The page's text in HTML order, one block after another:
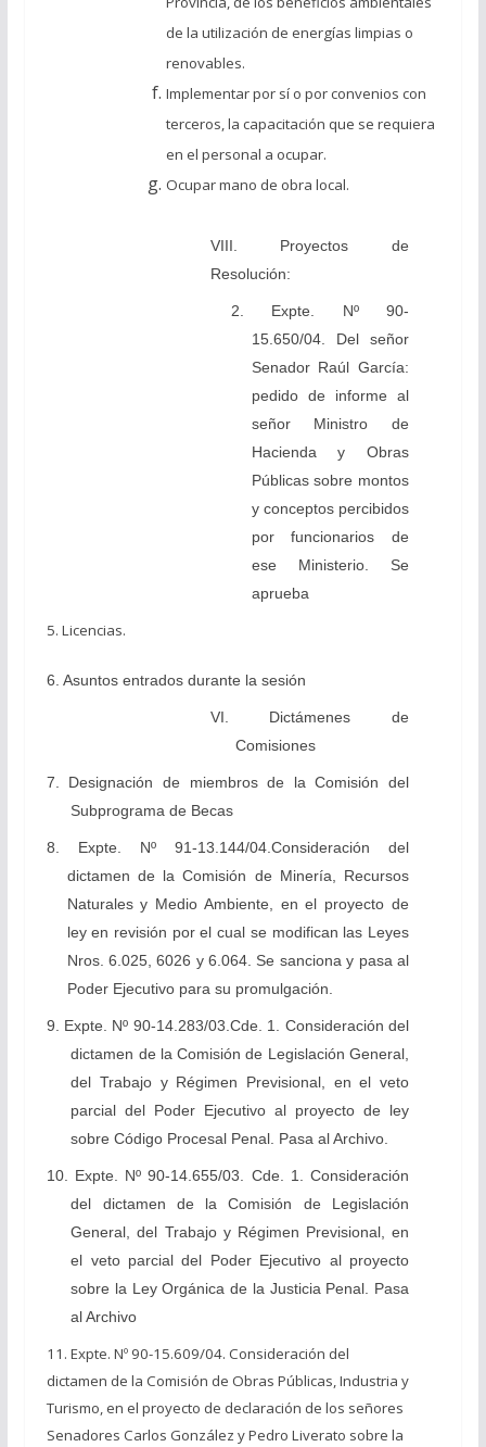
de la utilización de energías limpias o
renovables.
Implementar por sí o por convenios con
terceros, la capacitación que se requiera
en el personal a ocupar.
Ocupar mano de obra local.
VIII. Proyectos de
Resolución:
2. Expte. Nº 90-
15.650/04. Del señor
Senador Raúl García:
pedido de informe al
señor Ministro de
Hacienda y Obras
Públicas sobre montos
y conceptos percibidos
por funcionarios de
ese Ministerio. Se
aprueba
5. Licencias.
6. Asuntos entrados durante la sesión
VI. Dictámenes de
Comisiones
7. Designación de miembros de la Comisión del
Subprograma de Becas
8. Expte. Nº 91-13.144/04.Consideración del
dictamen de la Comisión de Minería, Recursos
Naturales y Medio Ambiente, en el proyecto de
ley en revisión por el cual se modifican las Leyes
Nros. 6.025, 6026 y 6.064. Se sanciona y pasa al
Poder Ejecutivo para su promulgación.
9. Expte. Nº 90-14.283/03.Cde. 1. Consideración del
dictamen de la Comisión de Legislación General,
del Trabajo y Régimen Previsional, en el veto
parcial del Poder Ejecutivo al proyecto de ley
sobre Código Procesal Penal. Pasa al Archivo.
10. Expte. Nº 90-14.655/03. Cde. 1. Consideración
del dictamen de la Comisión de Legislación
General, del Trabajo y Régimen Previsional, en
el veto parcial del Poder Ejecutivo al proyecto
sobre la Ley Orgánica de la Justicia Penal. Pasa
al Archivo
11. Expte. Nº 90-15.609/04. Consideración del
dictamen de la Comisión de Obras Públicas, Industria y
Turismo, en el proyecto de declaración de los señores
Senadores Carlos González y Pedro Liverato sobre la